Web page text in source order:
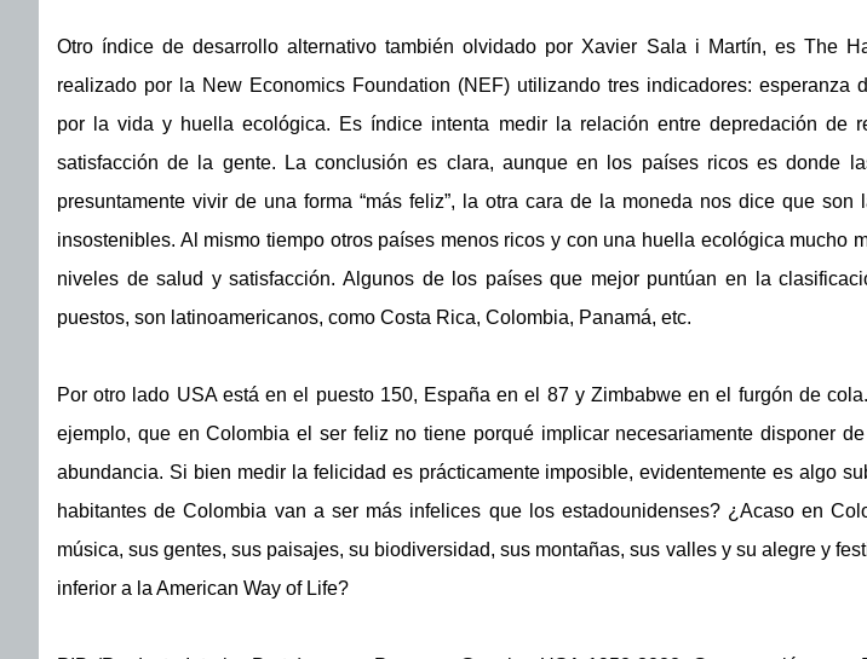
Otro índice de desarrollo alternativo también olvidado por Xavier Sala i Martín, es The
realizado por la New Economics Foundation (NEF) utilizando tres indicadores: esperanza
por la vida y huella ecológica. Es índice intenta medir la relación entre depredación de
satisfacción de la gente. La conclusión es clara, aunque en los países ricos es donde
presuntamente vivir de una forma “más feliz”, la otra cara de la moneda nos dice que son
insostenibles. Al mismo tiempo otros países menos ricos y con una huella ecológica mucho
niveles de salud y satisfacción. Algunos de los países que mejor puntúan en la
puestos, son latinoamericanos, como Costa Rica, Colombia, Panamá, etc.
Por otro lado USA está en el puesto 150, España en el 87 y Zimbabwe en el furgón de
ejemplo, que en Colombia el ser feliz no tiene porqué implicar necesariamente disponer
abundancia. Si bien medir la felicidad es prácticamente imposible, evidentemente es algo
habitantes de Colombia van a ser más infelices que los estadounidenses? ¿Acaso en
música, sus gentes, sus paisajes, su biodiversidad, sus montañas, sus valles y su alegre y
inferior a la American Way of Life?